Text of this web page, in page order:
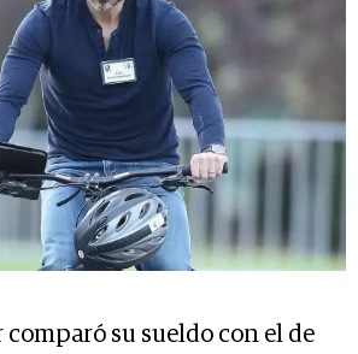
comparó su sueldo con el de